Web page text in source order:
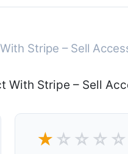
Stripe – Sell
★ ☆☆☆☆